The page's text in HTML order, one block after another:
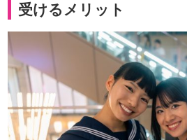
受けるメリット